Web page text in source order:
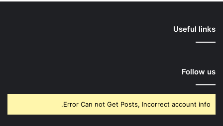
Useful links
Follow us
Error Can not Get Posts, Incorrect account info.